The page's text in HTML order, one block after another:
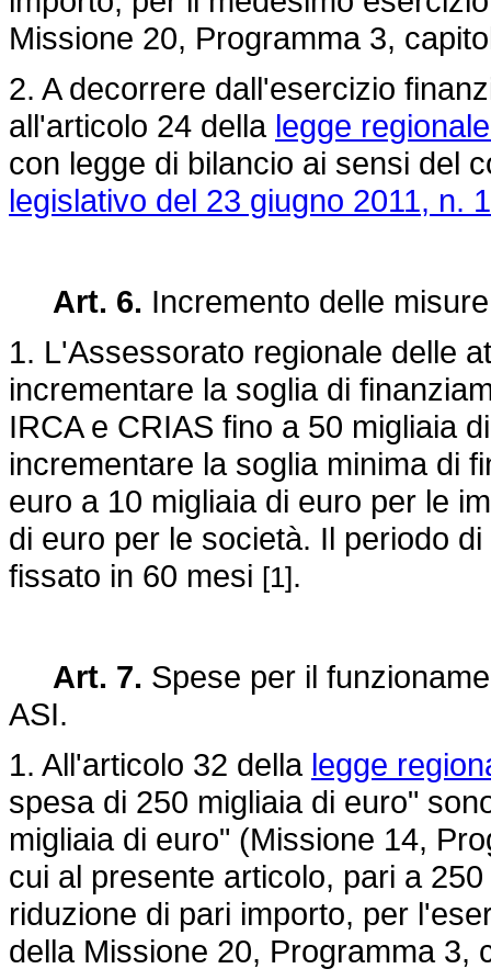
Missione 20, Programma 3,
2. A decorrere dall'esercizio
all'articolo 24 della legge
con legge di bilancio ai sensi del
legislativo del 23 giugno 2011, n.
Art. 6. Incremento delle
1. L'Assessorato regionale delle
incrementare la soglia di
IRCA e CRIAS fino a 50 migliaia
incrementare la soglia minima di
euro a 10 migliaia di euro per le
di euro per le società. Il periodo
fissato in 60 mesi [1].
Art. 7. Spese per il
ASI.
1. All'articolo 32 della legge
spesa di 250 migliaia di euro"
migliaia di euro" (Missione 14,
cui al presente articolo, pari a
riduzione di pari importo, per
della Missione 20, Programma 3,